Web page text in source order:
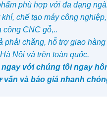
phù hợp với đa dạng
chế tạo máy công
công CNC gỗ,..
phải chăng, hỗ trợ giao
Nội và trên toàn quốc.
ngay với chúng tôi ngay
vấn và báo giá nhanh